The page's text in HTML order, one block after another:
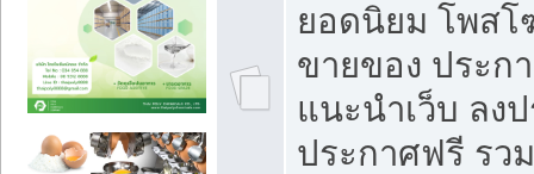
ยอดนิยม โพส
ขายของ ประก
แนะนำเว็บ ลง
ประกาศฟรี รว